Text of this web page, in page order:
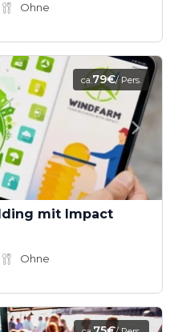
Ohne
ca.79€/ Pers.
mit Impact
Ohne